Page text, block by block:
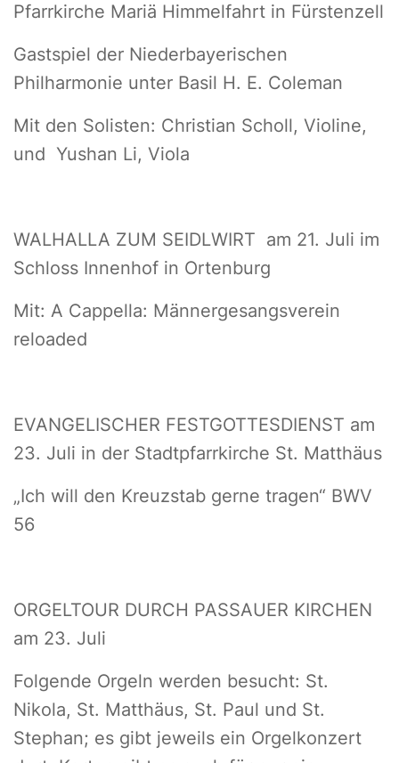
Pfarrkirche Mariä Himmelfahrt in Fürstenzell
Gastspiel der Niederbayerischen
Philharmonie unter Basil H. E. Coleman
Mit den Solisten: Christian Scholl, Violine,
und Yushan Li, Viola
WALHALLA ZUM SEIDLWIRT am 21. Juli im
Schloss Innenhof in Ortenburg
Mit: A Cappella: Männergesangsverein
reloaded
EVANGELISCHER FESTGOTTESDIENST am
23. Juli in der Stadtpfarrkirche St. Matthäus
„Ich will den Kreuzstab gerne tragen“ BWV
56
ORGELTOUR DURCH PASSAUER KIRCHEN
am 23. Juli
Folgende Orgeln werden besucht: St.
Nikola, St. Matthäus, St. Paul und St.
Stephan; es gibt jeweils ein Orgelkonzert